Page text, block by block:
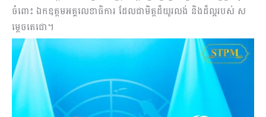
ចំពោះ ឯកឧត្តមអគ្គលេខាធិការ ដែលជាមិត្តដ៏យូរលង់ និងដ៏ល្អរបស់ ស
ម្តេចតេជោ។